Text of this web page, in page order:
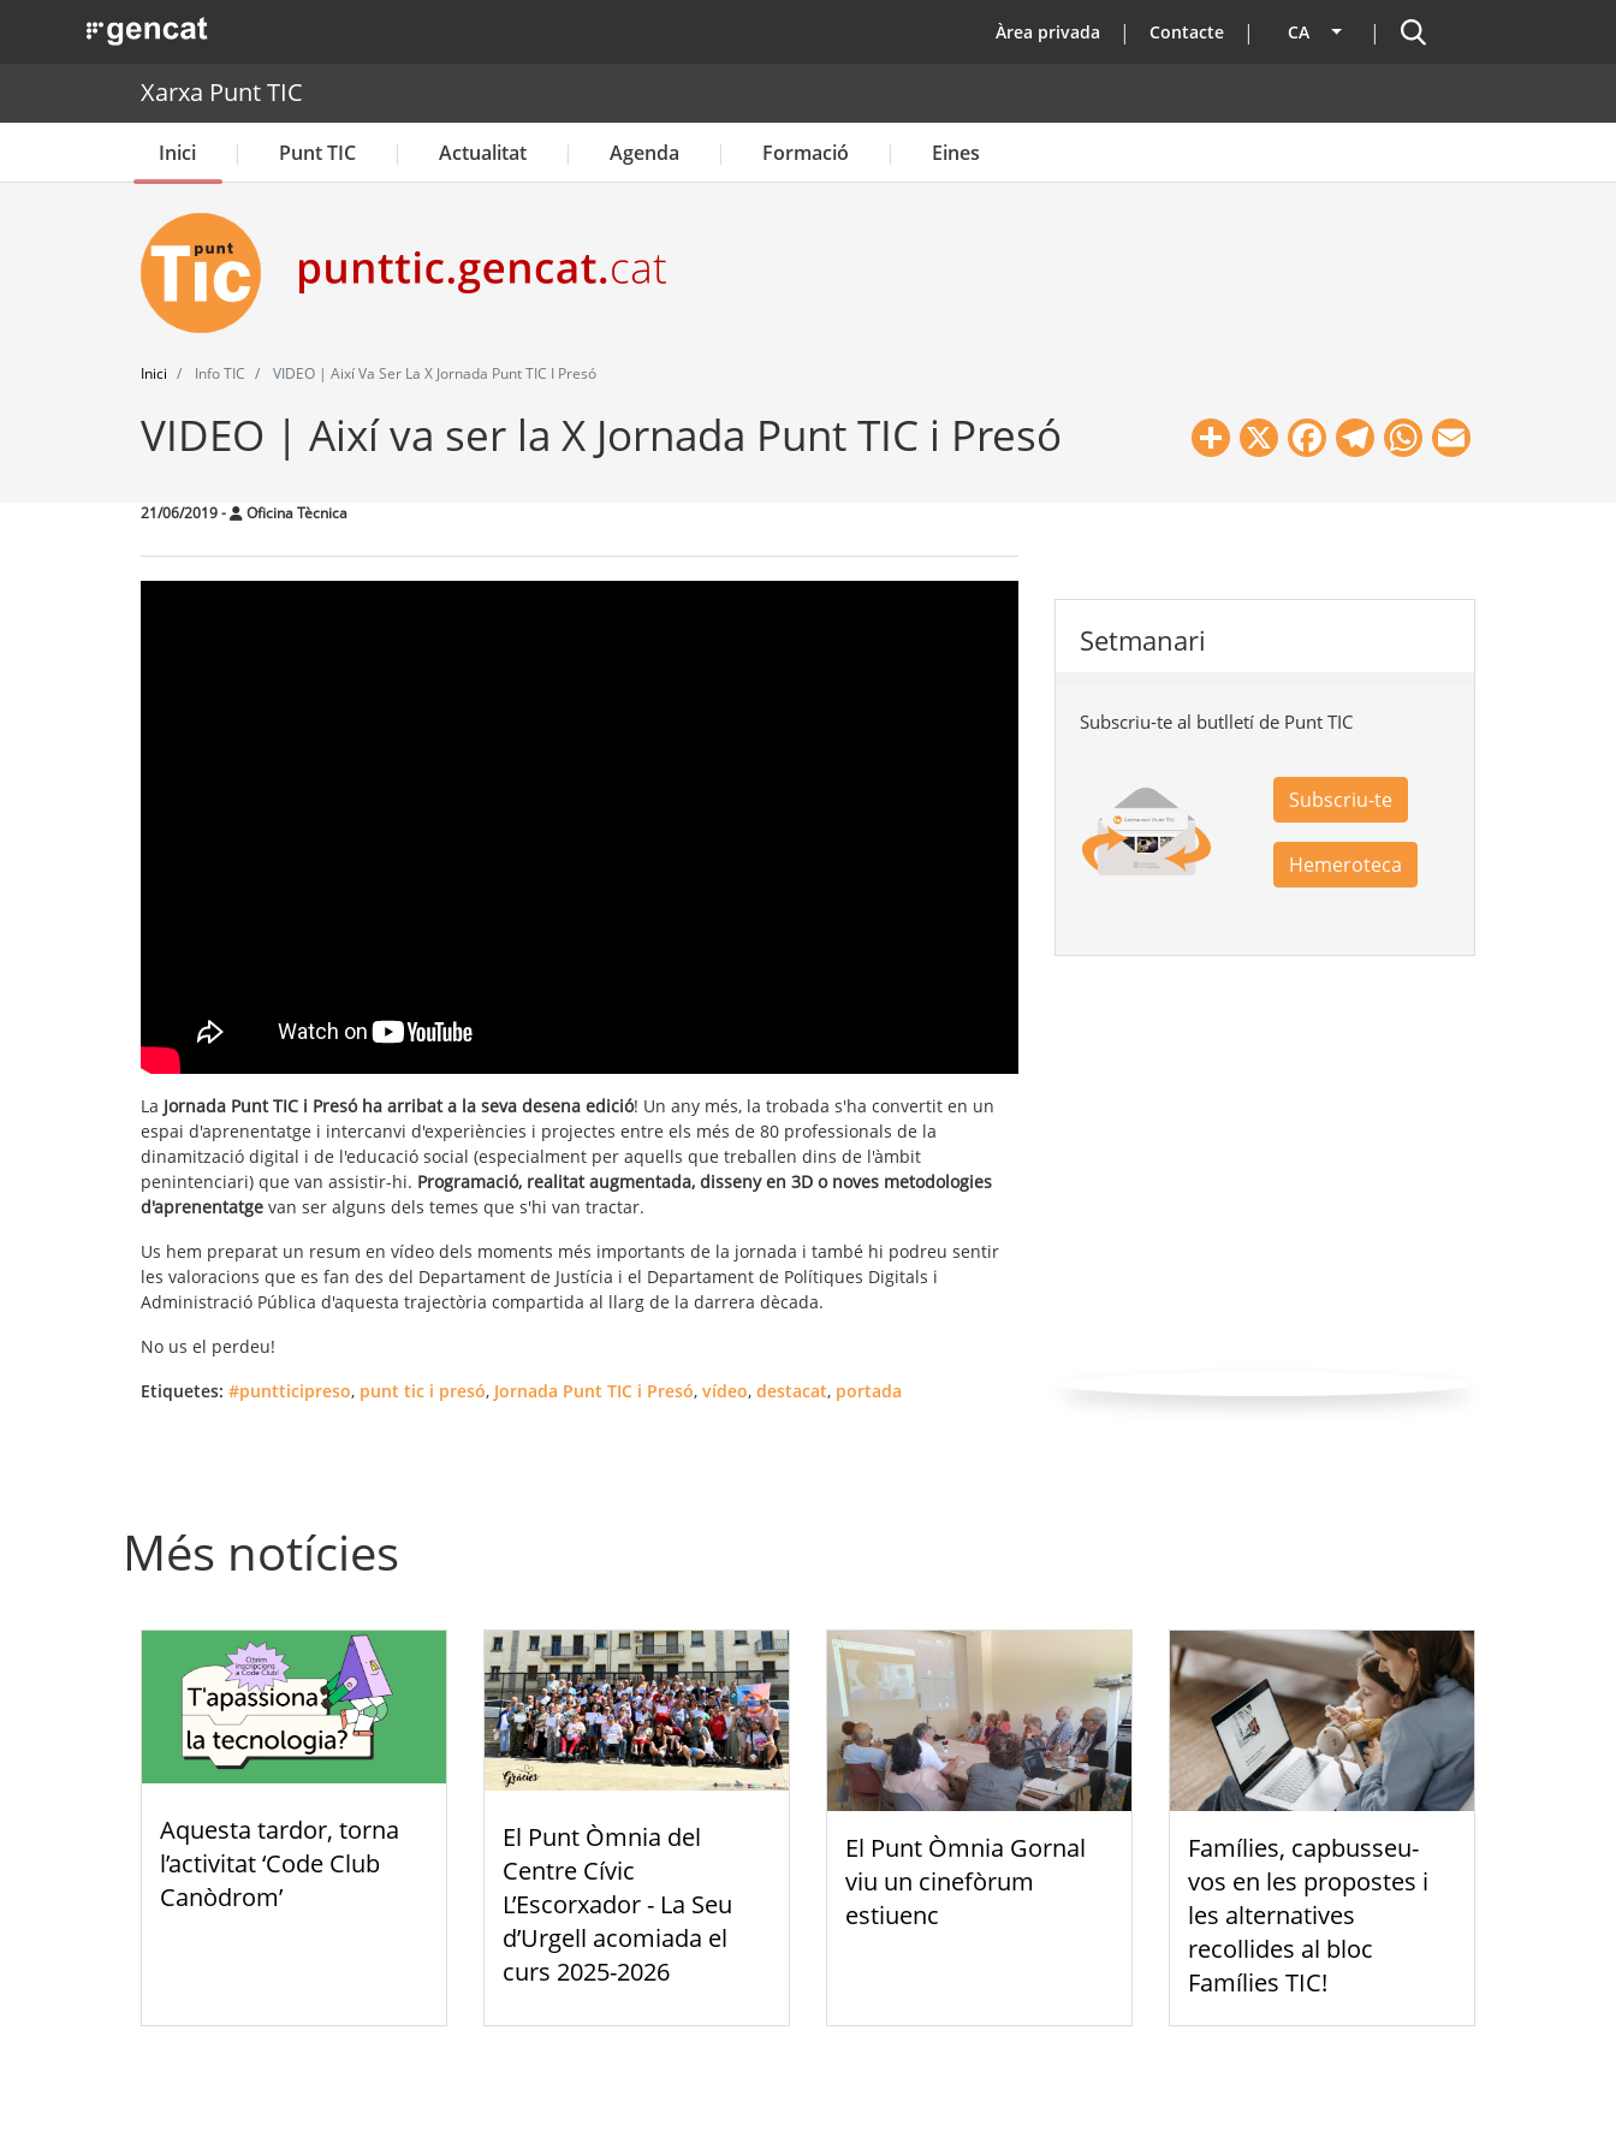
. Obre en una nova finestra. top
Àrea privada Contacte CA Llista les accions addicionals
Cercador
Xarxa Punt TIC
Inici Punt TIC Actualitat Agenda Formació Eines
Inici Info TIC VIDEO | Així Va Ser La X Jornada Punt TIC I Presó
VIDEO | Així va ser la X Jornada Punt TIC i Presó Share
X Facebook
Telegram
WhatsApp
21/06/2019- Oficina Tècnica
La Jornada Punt TIC i Presó ha arribat a la seva desena edició! Un any més, la trobada s'ha convertit en un
espai d'aprenentatge i intercanvi d'experiències i projectes entre els més de 80 professionals de la
dinamització digital i de l'educació social (especialment per aquells que treballen dins de l'àmbit
penintenciari) que van assistir-hi. Programació, realitat augmentada, disseny en 3D o noves metodologies
d'aprenentatge van ser alguns dels temes que s'hi van tractar.
Us hem preparat un resum en vídeo dels moments més importants de la jornada i també hi podreu sentir
les valoracions que es fan des del Departament de Justícia i el Departament de Polítiques Digitals i
Administració Pública d'aquesta trajectòria compartida al llarg de la darrera dècada.
No us el perdeu!
Etiquetes: #puntticipreso, punt tic i presó, Jornada Punt TIC i Presó, vídeo, destacat, portada
Setmanari
Subscriu-te al butlletí de Punt TIC
Subscriu-te
Hemeroteca
Més notícies
Aquesta tardor, torna
l’activitat ‘Code Club
Canòdrom’
El Punt Òmnia del
Centre Cívic
L’Escorxador - La Seu
d’Urgell acomiada el
curs 2025-2026
El Punt Òmnia Gornal
viu un cinefòrum
estiuenc
Famílies, capbusseu-
vos en les propostes i
les alternatives
recollides al bloc
Famílies TIC!